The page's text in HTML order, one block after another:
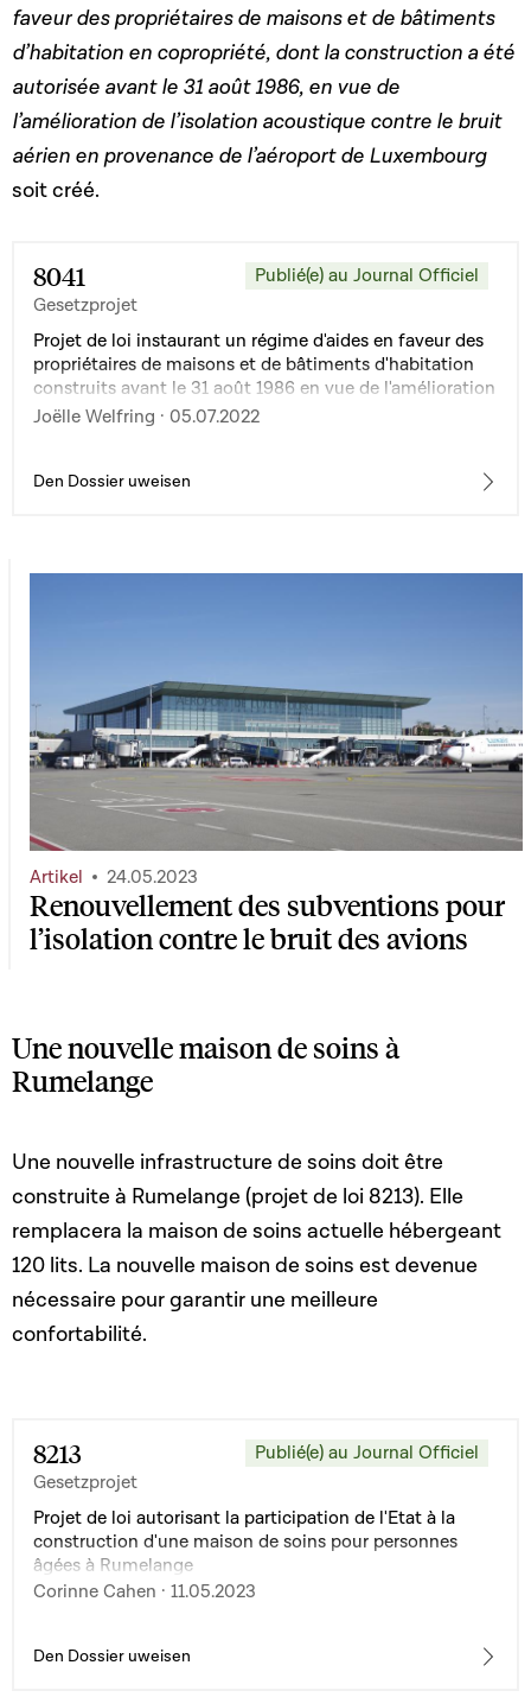
faveur des propriétaires de maisons et de bâtiments
d’habitation en copropriété, dont la construction a été
autorisée avant le 31 août 1986, en vue de
l’amélioration de l’isolation acoustique contre le bruit
aérien en provenance de l’aéroport de Luxembourg
soit créé.
8041
Gesetzprojet
Publié(e) au Journal Officiel
Projet de loi instaurant un régime d'aides en faveur des
propriétaires de maisons et de bâtiments d'habitation
construits avant le 31 août 1986 en vue de l'amélioration
de l'isolation acoustique contre le bruit aérien en
bruit
Joëlle Welfring · 05.07.2022
Den Dossier uweisen
Renouvellement des subventions pour
l’isolation contre le bruit des avions
Artikel 24.05.2023
Une nouvelle maison de soins à
Rumelange
Une nouvelle infrastructure de soins doit être
construite à Rumelange (projet de loi 8213). Elle
remplacera la maison de soins actuelle hébergeant
120 lits. La nouvelle maison de soins est devenue
nécessaire pour garantir une meilleure
confortabilité.
8213
Gesetzprojet
Publié(e) au Journal Officiel
Projet de loi autorisant la participation de l'Etat à la
construction d'une maison de soins pour personnes
âgées à Rumelange
Corinne Cahen · 11.05.2023
Den Dossier uweisen